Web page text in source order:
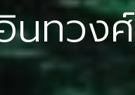
ทวงศ์